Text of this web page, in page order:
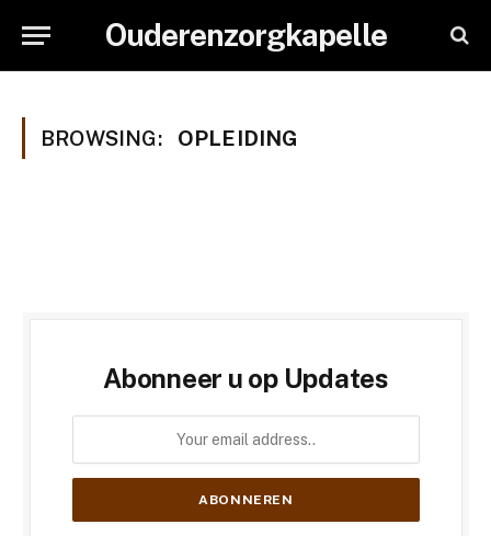
Ouderenzorgkapelle
BROWSING: OPLEIDING
Abonneer u op Updates